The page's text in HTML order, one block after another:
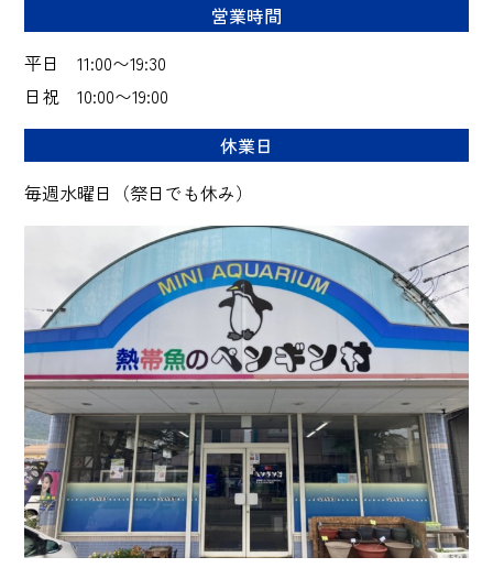
営業時間
平日 11:00〜19:30
日祝 10:00〜19:00
休業日
毎週水曜日（祭日でも休み）